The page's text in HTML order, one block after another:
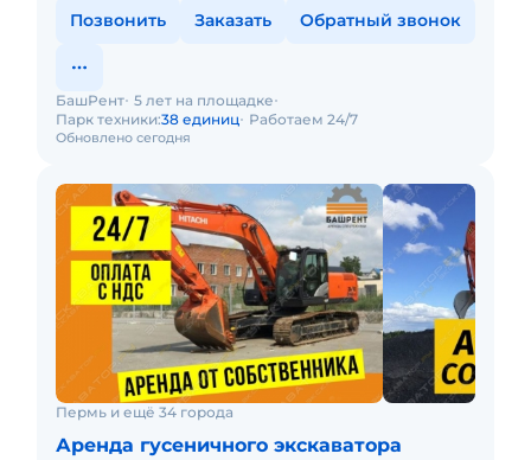
Позвонить Заказать Обратный звонок
Обновлено сегодня
БашРент 5 лет на площадке
Парк техники:38 единиц Работаем 24/7
Пермь и ещё 34 города
Аренда гусеничного экскаватора